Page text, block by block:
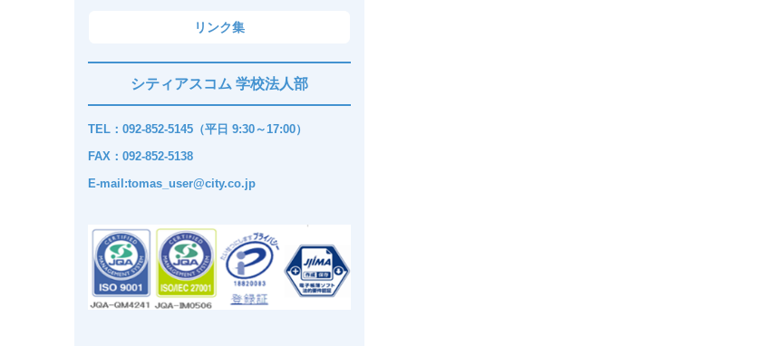
リンク集
シティアスコム 学校法人部
TEL：092-852-5145（平日 9:30～17:00）
FAX：092-852-5138
E-mail:tomas_user@city.co.jp